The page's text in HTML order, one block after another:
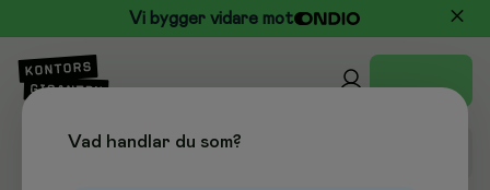
Vi bygger vidare mot
Vad handlar du som?